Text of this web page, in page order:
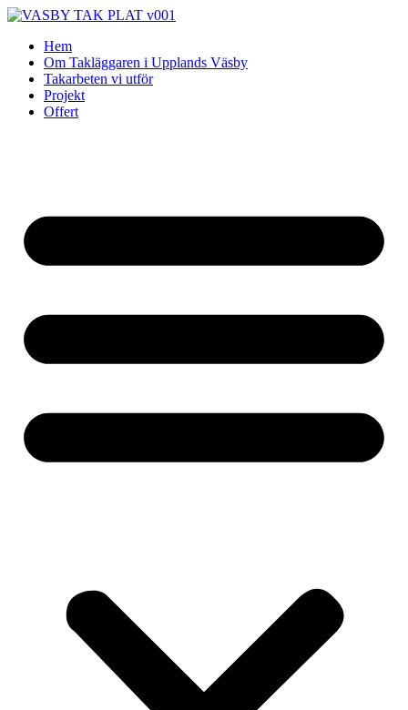
Skip
contentHem
Om Takläggaren i Upplands Väsby
Takarbeten vi utför
Projekt
Offert